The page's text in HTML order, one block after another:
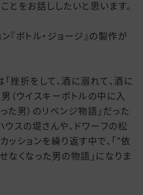
とをお話ししたいと思います。
『ボトル・ジョージ』の製作が
挫折をして、酒に溺れて、酒に
（ウイスキーボトルの中に入
た男）のリベンジ物語」だった
ウスの堤さんや、ドワーフの松
ッションを繰り返す中で、「“依
なくなった男の物語」になりま